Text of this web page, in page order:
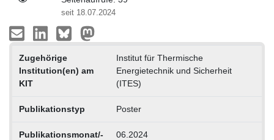
seit 18.07.2024
Zugehörige
Institution(en) am
KIT
Institut für Thermische
Energietechnik und Sicherheit
(ITES)
Publikationstyp Poster
Publikationsmonat/-
06.2024